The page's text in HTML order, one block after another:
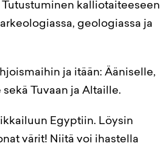
kalliotaiteeseen
geologiassa ja
ja itään: Ääniselle,
Tuvaan ja Altaille.
Egyptiin. Löysin
värit! Niitä voi ihastella